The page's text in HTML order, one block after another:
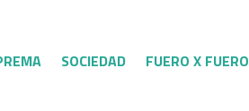
SOCIEDAD FUERO X FUERO